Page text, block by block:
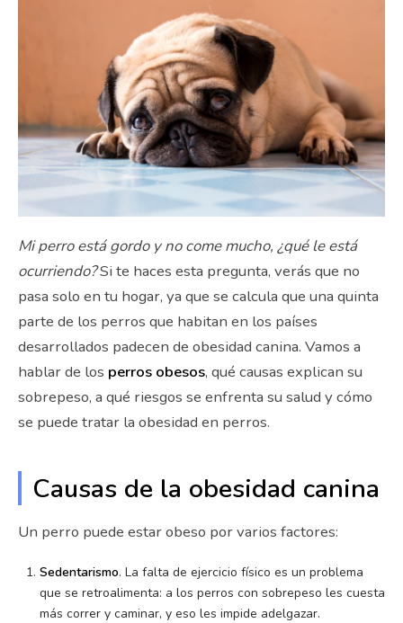
Mi perro está gordo y no come mucho, ¿qué le está
ocurriendo?Si te haces esta pregunta, verás que no
pasa solo en tu hogar, ya que se calcula que una quinta
parte de los perros que habitan en los países
desarrollados padecen de obesidad canina. Vamos a
hablar de los perros obesos, qué causas explican su
sobrepeso, a qué riesgos se enfrenta su salud y cómo
se puede tratar la obesidad en perros.
Causas de la obesidad canina
Un perro puede estar obeso por varios factores:
Sedentarismo. La falta de ejercicio físico es un problema
que se retroalimenta: a los perros con sobrepeso les cuesta
más correr y caminar, y eso les impide adelgazar.